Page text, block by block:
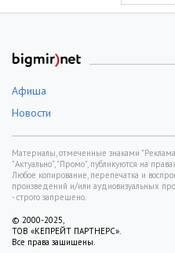
Афиша
Новости
Материалы, отмеченные знаками
"Актуально", "Промо", публикуются на
Любое копирование, перепечатка и
произведений и/или аудиовизуальных
- строго запрещено.
© 2000-2025,
ТОВ «КЕПРЕЙТ ПАРТНЕРС».
Все права защищены.